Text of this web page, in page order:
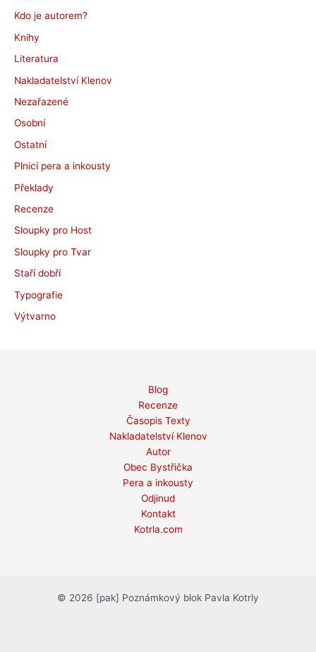
Kdo je autorem?
Knihy
Literatura
Nakladatelství Klenov
Nezařazené
Osobní
Ostatní
Plnicí pera a inkousty
Překlady
Recenze
Sloupky pro Host
Sloupky pro Tvar
Staří dobří
Typografie
Výtvarno
Blog
Recenze
Časopis Texty
Nakladatelství Klenov
Autor
Obec Bystřička
Pera a inkousty
Odjinud
Kontakt
Kotrla.com
© 2026 [pak] Poznámkový blok Pavla Kotrly